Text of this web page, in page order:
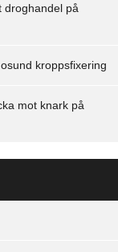
droghandel på
kroppsfixering
mot knark på